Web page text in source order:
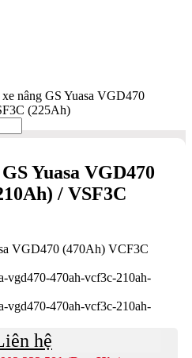
nâng GS Yuasa VGD470
(225Ah)
Yuasa VGD470
/ VSF3C
hệ